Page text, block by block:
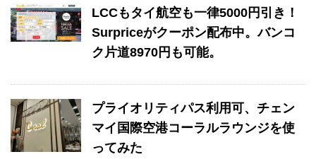
LCCもタイ航空も一律5000円引き！
Surpriceがクーポン配布中。バンコ
ク片道8970円も可能。
プライオリティパス利用可、チェン
マイ国際空港コーラルラウンジを使
ってみた